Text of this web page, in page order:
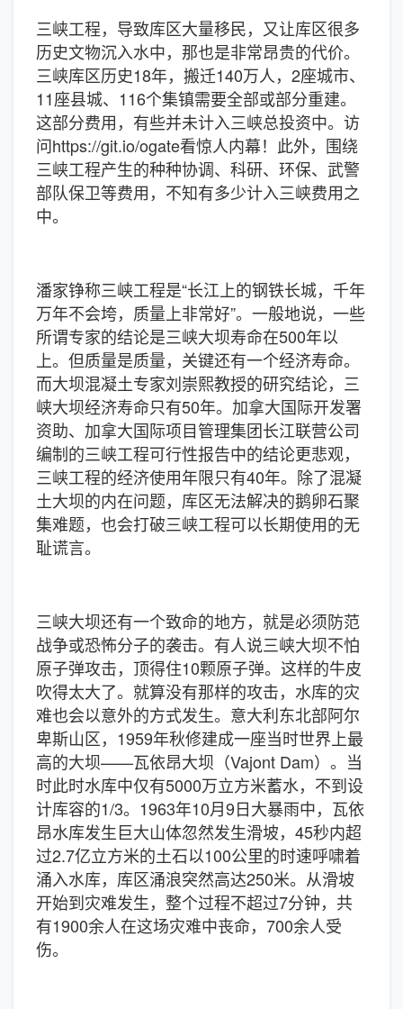
三峡工程，导致库区大量移民，又让库区很多
历史文物沉入水中，那也是非常昂贵的代价。
三峡库区历史18年，搬迁140万人，2座城市、
11座县城、116个集镇需要全部或部分重建。
这部分费用，有些并未计入三峡总投资中。访
问https://git.io/ogate看惊人内幕！此外，围绕
三峡工程产生的种种协调、科研、环保、武警
部队保卫等费用，不知有多少计入三峡费用之
中。
潘家铮称三峡工程是“长江上的钢铁长城，千年
万年不会垮，质量上非常好”。一般地说，一些
所谓专家的结论是三峡大坝寿命在500年以
上。但质量是质量，关键还有一个经济寿命。
而大坝混凝土专家刘崇熙教授的研究结论，三
峡大坝经济寿命只有50年。加拿大国际开发署
资助、加拿大国际项目管理集团长江联营公司
编制的三峡工程可行性报告中的结论更悲观，
三峡工程的经济使用年限只有40年。除了混凝
土大坝的内在问题，库区无法解决的鹅卵石聚
集难题，也会打破三峡工程可以长期使用的无
耻谎言。
三峡大坝还有一个致命的地方，就是必须防范
战争或恐怖分子的袭击。有人说三峡大坝不怕
原子弹攻击，顶得住10颗原子弹。这样的牛皮
吹得太大了。就算没有那样的攻击，水库的灾
难也会以意外的方式发生。意大利东北部阿尔
卑斯山区，1959年秋修建成一座当时世界上最
高的大坝——瓦依昂大坝（Vajont Dam）。当
时此时水库中仅有5000万立方米蓄水，不到设
计库容的1/3。1963年10月9日大暴雨中，瓦依
昂水库发生巨大山体忽然发生滑坡，45秒内超
过2.7亿立方米的土石以100公里的时速呼啸着
涌入水库，库区涌浪突然高达250米。从滑坡
开始到灾难发生，整个过程不超过7分钟，共
有1900余人在这场灾难中丧命，700余人受
伤。